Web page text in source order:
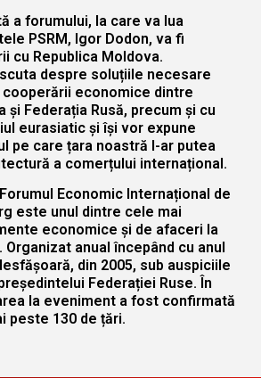
a forumului, la care va lua
PSRM, Igor Dodon, va fi
cu Republica Moldova.
despre soluțiile necesare
economice dintre
și Federația Rusă, precum și cu
eurasiatic și își vor expune
pe care țara noastră l-ar putea
a comerțului internațional.
Economic Internațional de
este unul dintre cele mai
economice și de afaceri la
anual începând cu anul
din 2005, sub auspiciile
Federației Ruse. În
la eveniment a fost confirmată
peste 130 de țări.